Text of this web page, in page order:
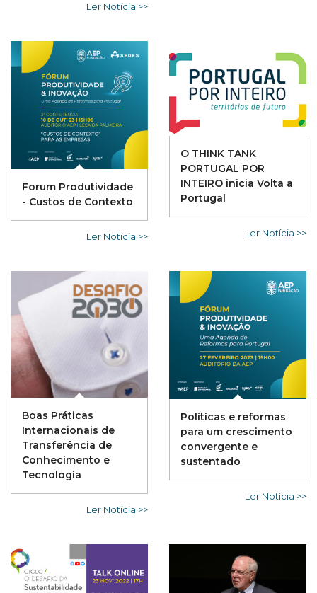
Ler Notícia >>
Forum Produtividade
- Custos de Contexto
Ler Notícia >>
O THINK TANK
PORTUGAL POR
INTEIRO inicia Volta a
Portugal
Ler Notícia >>
Boas Práticas
Internacionais de
Transferência de
Conhecimento e
Tecnologia
Ler Notícia >>
Políticas e reformas
para um crescimento
convergente e
sustentado
Ler Notícia >>